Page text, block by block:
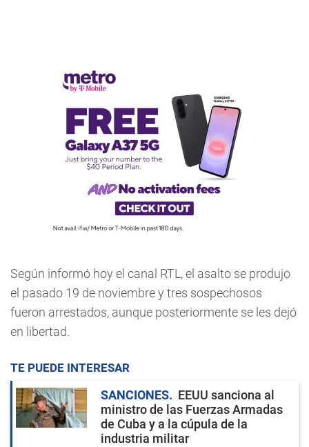
Según informó hoy el canal RTL, el asalto se produjo
el pasado 19 de noviembre y tres sospechosos
fueron arrestados, aunque posteriormente se les dejó
en libertad.
TE PUEDE INTERESAR
SANCIONES
EEUU sanciona al
ministro de las Fuerzas Armadas
de Cuba y a la cúpula de la
industria militar